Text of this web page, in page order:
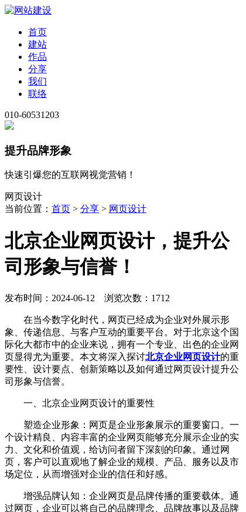
首页
建站
作品
分享
我们
联络
010-60531203
提升品牌形象
快速引爆您的互联网视觉营销！
网页设计
当前位置： 首页 > 分享 > 网页设计
北京企业网页设计，提升公
司形象与信誉！
发布时间：2024-06-12 浏览次数：1712
在当今数字化时代，网页已经成为企业对外展示形
象、传递信息、与客户互动的重要平台。对于北京这个国
际化大都市中的企业来说，拥有一个专业、出色的企业网
页显得尤为重要。本文将深入探讨北京企业网页设计的重
要性、设计要点、创新策略以及如何通过网页设计提升公
司形象与信誉。
一、北京企业网页设计的重要性
塑造企业形象：网页是企业形象展示的重要窗口。一
个设计精良、内容丰富的企业网页能够充分展示企业的实
力、文化和价值观，给访问者留下深刻的印象。通过网
页，客户可以直观地了解企业的规模、产品、服务以及市
场定位，从而增强对企业的信任和好感。
增强品牌认知：企业网页是品牌传播的重要载体。通
过网页，企业可以将自己的品牌理念、品牌故事以及品牌